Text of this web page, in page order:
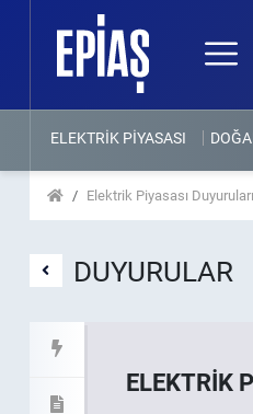
ELEKTRİK PİYASASI
Elektrik Piyasası Duyuruları
DUYURULAR
ELEKTRİK